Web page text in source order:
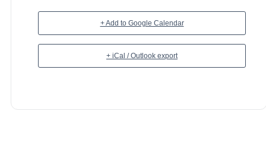
Inês
+ Add to Google Calendar
+ iCal / Outlook export